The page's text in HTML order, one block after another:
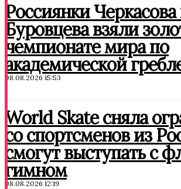
Россиянки Черкасова
Буровцева взяли
чемпионате мира по
академической
08.08.2026 15:53
World Skate сняла
со спортсменов из
смогут выступать с
гимном
08.08.2026 12:19